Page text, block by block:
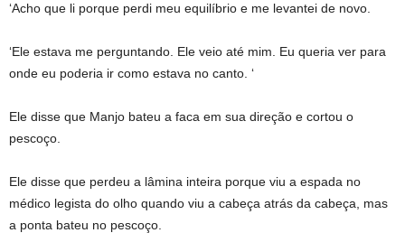
‘Acho que li porque perdi meu equilíbrio e me levantei de novo.
‘Ele estava me perguntando. Ele veio até mim. Eu queria ver para
onde eu poderia ir como estava no canto. ‘
Ele disse que Manjo bateu a faca em sua direção e cortou o
pescoço.
Ele disse que perdeu a lâmina inteira porque viu a espada no
médico legista do olho quando viu a cabeça atrás da cabeça, mas
a ponta bateu no pescoço.